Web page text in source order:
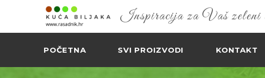
Inspiracija za Vaš zeleni
POČETNA SVI PROIZVODI KONTAKT